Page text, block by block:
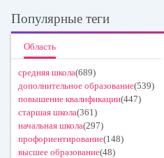
Популярные теги
Область
средняя школа(689)
дополнительное образование(539)
повышение квалификации(447)
старшая школа(361)
начальная школа(297)
профориентирование(148)
высшее образование(48)